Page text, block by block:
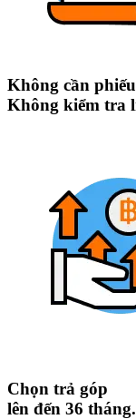
Không cần phiếu
Không kiểm tra
Chọn trả góp
lên đến 36 tháng.